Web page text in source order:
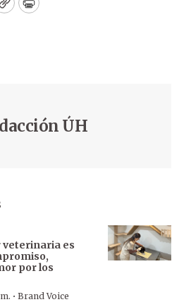
CopyPrint
ÚH
veterinaria es
por los
· Brand Voice